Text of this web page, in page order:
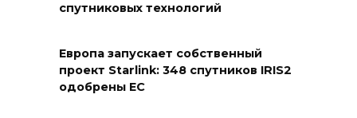
спутниковых технологий
Европа запускает собственный
проект Starlink: 348 спутников IRIS2
одобрены ЕС